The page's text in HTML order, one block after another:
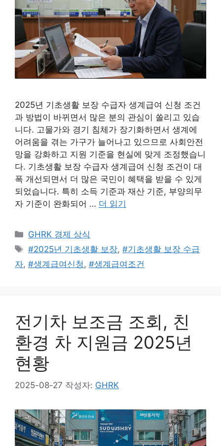
2025년 기초생활 보장 수급자 생계급여 신청 조건
과 방법이 바뀌면서 많은 분의 관심이 쏠리고 있습
니다. 고물가와 경기 침체가 장기화하면서 생계에
어려움을 겪는 가구가 늘어나고 있으므로 사회안전
망을 강화하고 지원 기준을 현실에 맞게 조정했습니
다. 기초생활 보장 수급자 생계급여 신청 조건이 대
폭 개선되면서 더 많은 국민이 혜택을 받을 수 있게
되었습니다. 특히 소득 기준과 재산 기준, 부양의무
자 기준이 완화되어 … 더 읽기
카
테
리
GHRK 경제 상식
태
그
#2025년 기초생활 보장,#기초생활 보장 수급
자, #생계급여신청, #생계급여조건
전기차 보조금 조회, 친
환경 차 지원금 2025년
현황
2025-08-27 작성자: GHRK